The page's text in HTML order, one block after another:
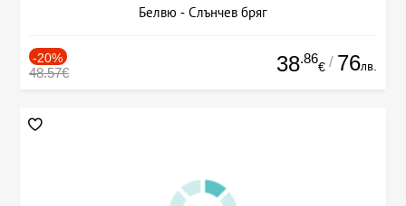
Белвю - Слънчев бряг
-20%
48.57€ 38.86
€ / 76лв.